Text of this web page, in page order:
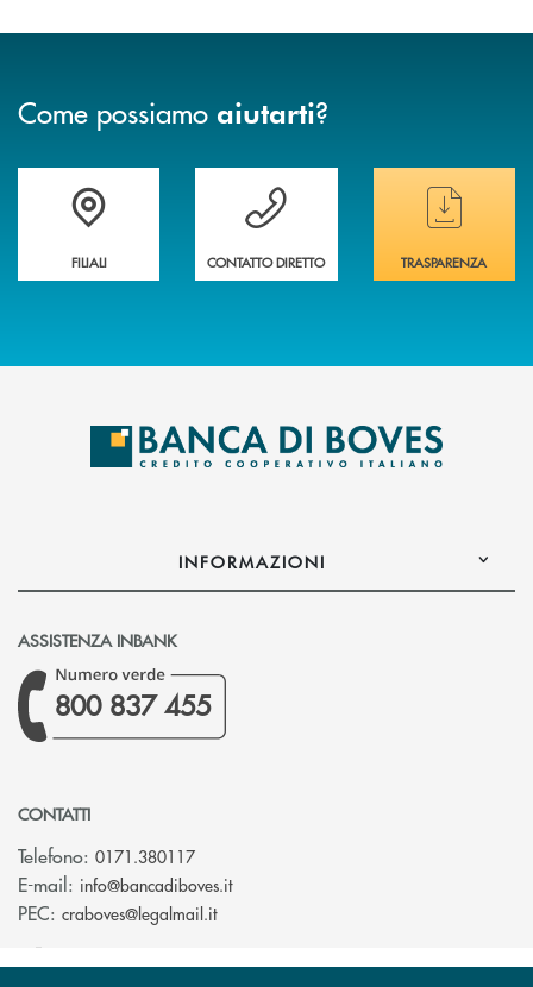
Come possiamo aiutarti?
Trova la filiale&nbsp; più vicina a te
FILIALI
Hai bisogno di assistenza immediata ?
CONTATTO DIRETTO
Hai bisogno di
TRASPARENZA
INFORMAZIONI
ASSISTENZA INBANK
800 837 455
CONTATTI
Telefono: 0171.380117
E-mail: info@bancadiboves.it(si apre l’app di posta elettronica)
PEC: craboves@legalmail.it(si apre l’app di posta elettronica)